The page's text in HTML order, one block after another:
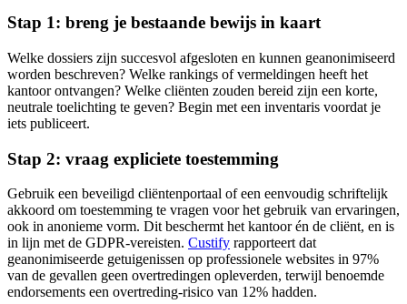
Stap 1: breng je bestaande bewijs in kaart
Welke dossiers zijn succesvol afgesloten en kunnen geanonimiseerd
worden beschreven? Welke rankings of vermeldingen heeft het
kantoor ontvangen? Welke cliënten zouden bereid zijn een korte,
neutrale toelichting te geven? Begin met een inventaris voordat je
iets publiceert.
Stap 2: vraag expliciete toestemming
Gebruik een beveiligd cliëntenportaal of een eenvoudig schriftelijk
akkoord om toestemming te vragen voor het gebruik van ervaringen,
ook in anonieme vorm. Dit beschermt het kantoor én de cliënt, en is
in lijn met de GDPR-vereisten. Custify rapporteert dat
geanonimiseerde getuigenissen op professionele websites in 97%
van de gevallen geen overtredingen opleverden, terwijl benoemde
endorsements een overtreding-risico van 12% hadden.